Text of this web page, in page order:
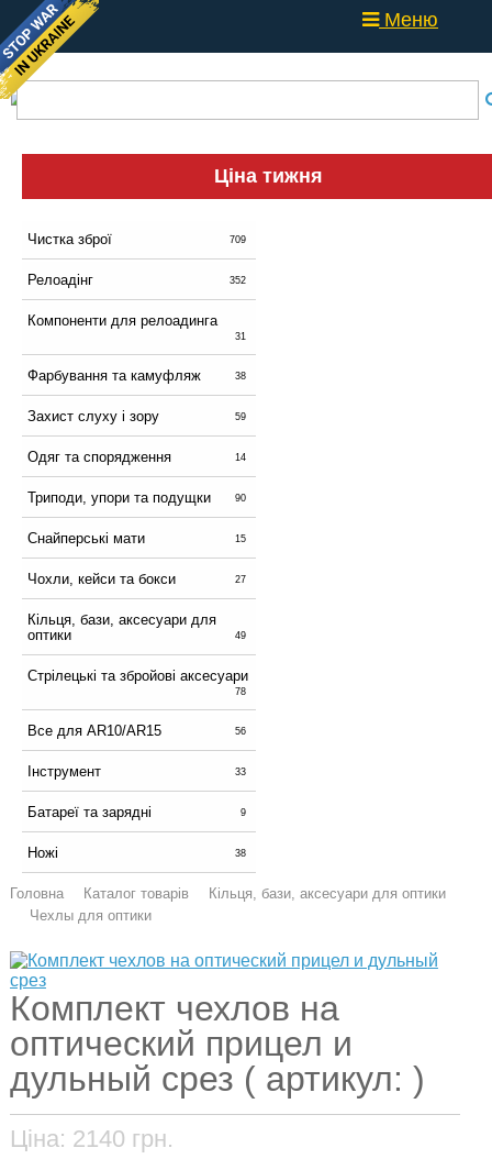
Меню
Ціна тижня
Чистка зброї 709
Релоадінг 352
Компоненти для релоадинга
31
Фарбування та камуфляж 38
Захист слуху і зору 59
Одяг та спорядження 14
Триподи, упори та подущки 90
Снайперські мати 15
Чохли, кейси та бокси 27
Кільця, бази, аксесуари для
оптики
49
Стрілецькі та збройові аксесуари
78
Все для AR10/AR15 56
Інструмент 33
Батареї та зарядні 9
Ножі 38
Головна Каталог товарів
Кільця, бази, аксесуари для оптики
Чехлы для оптики
Комплект чехлов на
оптический прицел и
дульный срез ( артикул: )
Ціна: 2140 грн.